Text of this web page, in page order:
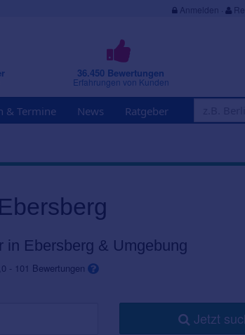
Anmelden ·
36.450 Bewertungen
Erfahrungen von Kunden
& Termine News Ratgeber
Ebersberg & Umgebung
- 101 Bewertungen
Jetzt